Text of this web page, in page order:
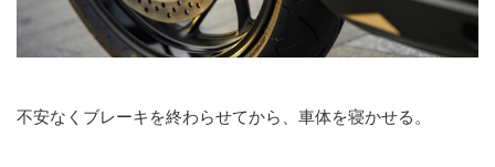
不安なくブレーキを終わらせてから、車体を寝かせる。